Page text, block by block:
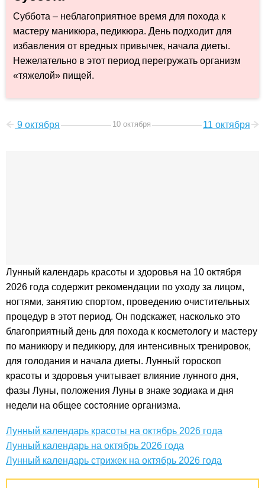
Суббота – неблагоприятное время для похода к
мастеру маникюра, педикюра. День подходит для
избавления от вредных привычек, начала диеты.
Нежелательно в этот период перегружать организм
«тяжелой» пищей.
9 октября 10 октября 11 октября
Лунный календарь красоты и здоровья на 10 октября
2026 года содержит рекомендации по уходу за лицом,
ногтями, занятию спортом, проведению очистительных
процедур в этот период. Он подскажет, насколько это
благоприятный день для похода к косметологу и мастеру
по маникюру и педикюру, для интенсивных тренировок,
для голодания и начала диеты. Лунный гороскоп
красоты и здоровья учитывает влияние лунного дня,
фазы Луны, положения Луны в знаке зодиака и дня
недели на общее состояние организма.
Лунный календарь красоты на октябрь 2026 года
Лунный календарь на октябрь 2026 года
Лунный календарь стрижек на октябрь 2026 года